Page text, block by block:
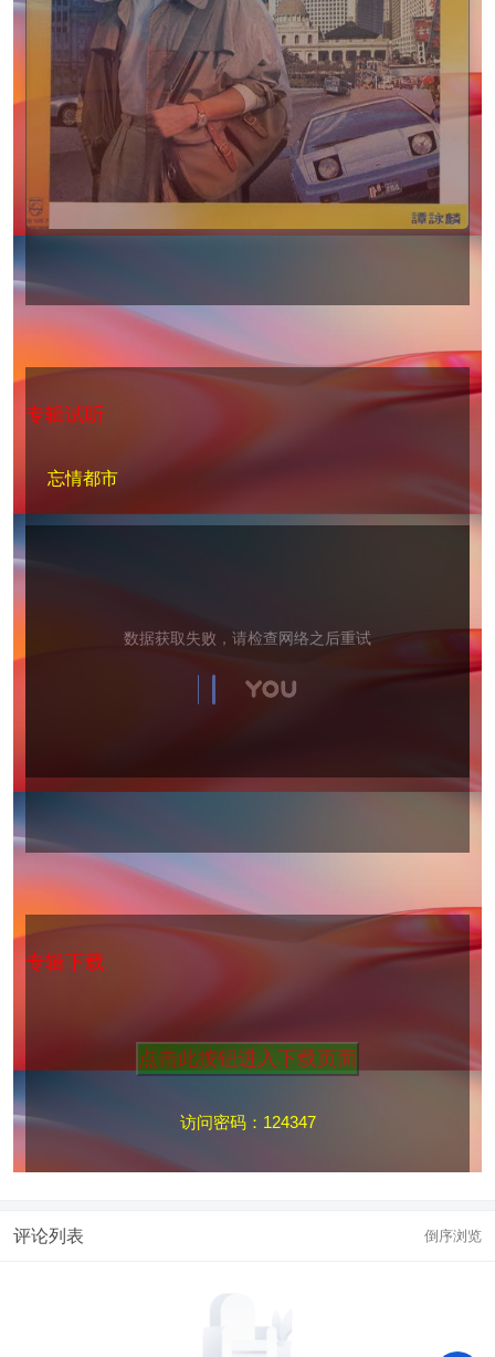
专辑试听
忘情都市
专辑下载
访问密码：124347
评论列表 倒序浏览